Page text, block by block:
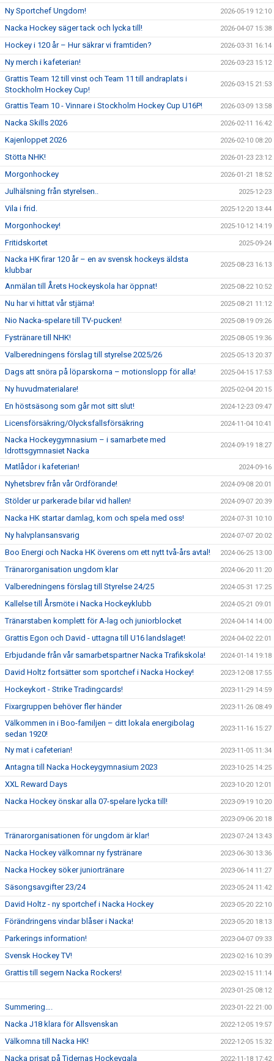
Ny Sportchef Ungdom! 2026-05-19 12:10
Nacka Hockey säger tack och lycka till! 2026-04-07 15:38
Hockey i 120 år – Hur säkrar vi framtiden? 2026-03-31 16:14
Ny merch i kafeterian! 2026-03-23 15:12
Grattis Team 12 till vinst och Team 11 till andraplats i
Stockholm Hockey Cup!
2026-03-15 21:53
Grattis Team 10 - Vinnare i Stockholm Hockey Cup U16P! 2026-03-09 13:58
Nacka Skills 2026 2026-02-11 16:42
Kajenloppet 2026 2026-02-10 08:20
Stötta NHK! 2026-01-23 23:12
Morgonhockey 2026-01-21 18:52
Julhälsning från styrelsen.. 2025-12-23
Vila i frid. 2025-12-20 13:44
Morgonhockey! 2025-10-12 14:19
Fritidskortet 2025-09-24
Nacka HK firar 120 år – en av svensk hockeys äldsta
klubbar
2025-08-23 16:13
Anmälan till Årets Hockeyskola har öppnat! 2025-08-22 10:52
Nu har vi hittat vår stjärna! 2025-08-21 11:12
Nio Nacka-spelare till TV-pucken! 2025-08-19 09:26
Fystränare till NHK! 2025-08-05 19:36
Valberedningens förslag till styrelse 2025/26 2025-05-13 20:37
Dags att snöra på löparskorna – motionslopp för alla! 2025-04-15 17:53
Ny huvudmaterialare! 2025-02-04 20:15
En höstsäsong som går mot sitt slut! 2024-12-23 09:47
Licensförsäkring/Olycksfallsförsäkring 2024-11-04 10:41
Nacka Hockeygymnasium – i samarbete med
Idrottsgymnasiet Nacka
2024-09-19 18:27
Matlådor i kafeterian! 2024-09-16
Nyhetsbrev från vår Ordförande! 2024-09-08 20:01
Stölder ur parkerade bilar vid hallen! 2024-09-07 20:39
Nacka HK startar damlag, kom och spela med oss! 2024-07-31 10:10
Ny halvplansansvarig 2024-07-07 20:02
Boo Energi och Nacka HK överens om ett nytt två-års avtal! 2024-06-25 13:00
Tränarorganisation ungdom klar 2024-06-20 11:20
Valberedningens förslag till Styrelse 24/25 2024-05-31 17:25
Kallelse till Årsmöte i Nacka Hockeyklubb 2024-05-21 09:01
Tränarstaben komplett för A-lag och juniorblocket 2024-04-14 14:00
Grattis Egon och David - uttagna till U16 landslaget! 2024-04-02 22:01
Erbjudande från vår samarbetspartner Nacka Trafikskola! 2024-01-14 19:18
David Holtz fortsätter som sportchef i Nacka Hockey! 2023-12-08 17:55
Hockeykort - Strike Tradingcards! 2023-11-29 14:59
Fixargruppen behöver fler händer 2023-11-26 08:49
Välkommen in i Boo-familjen – ditt lokala energibolag
sedan 1920!
2023-11-16 15:27
Ny mat i cafeterian! 2023-11-05 11:34
Antagna till Nacka Hockeygymnasium 2023 2023-10-25 14:25
XXL Reward Days 2023-10-20 12:01
Nacka Hockey önskar alla 07-spelare lycka till! 2023-09-19 10:20
2023-09-06 20:18
Tränarorganisationen för ungdom är klar! 2023-07-24 13:43
Nacka Hockey välkomnar ny fystränare 2023-06-30 13:36
Nacka Hockey söker juniortränare 2023-06-14 11:27
Säsongsavgifter 23/24 2023-05-24 11:42
David Holtz - ny sportchef i Nacka Hockey 2023-05-20 22:10
Förändringens vindar blåser i Nacka! 2023-05-20 18:13
Parkerings information! 2023-04-07 09:33
Svensk Hockey TV! 2023-02-16 10:39
Grattis till segern Nacka Rockers! 2023-02-15 11:14
2023-01-25 08:12
Summering…. 2023-01-22 21:00
Nacka J18 klara för Allsvenskan 2022-12-05 19:57
Välkomna till Nacka HK! 2022-12-05 15:32
Nacka prisat på Tidernas Hockeygala 2022-11-18 17:42